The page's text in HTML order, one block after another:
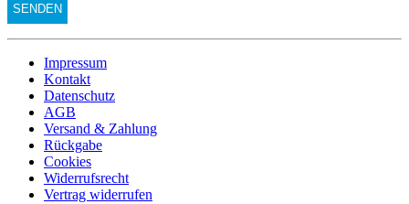
Impressum
Kontakt
Datenschutz
AGB
Versand & Zahlung
Rückgabe
Cookies
Widerrufsrecht
Vertrag widerrufen